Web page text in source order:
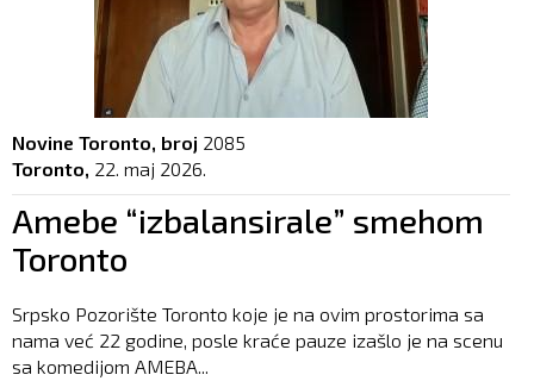
Novine Toronto, broj 2085
Toronto, 22. maj 2026.
Amebe “izbalansirale” smehom
Toronto
Srpsko Pozorište Toronto koje je na ovim prostorima sa
nama već 22 godine, posle kraće pauze izašlo je na scenu
sa komedijom AMEBA...